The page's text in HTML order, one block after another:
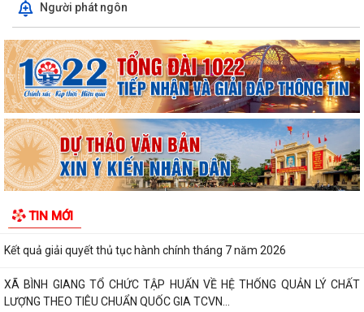
Người phát ngôn
TIN MỚI
đồng nhân dân thành phố đối với...
Về việc danh mục TTHC đã cung cấp DVCTT và TTHC chưa đủ điều
kiện cung cấp DVCTT trên Cổng Dịch vụ...
Xã Bình Giang tổ chức lấy mẫu ADN tại các phần mộ liệt sĩ chưa xác
định được thông tin
Công khai Nghị Quyết quy định về lệ phí đăng ký kinh doanh trên địa
bàn thành phố Hải Phòng
bị bãi bỏ thuộc phạm vi chức...
Kết quả giải quyết thủ tục hành chính tháng 7 năm 2026
XÃ BÌNH GIANG TỔ CHỨC TẬP HUẤN VỀ HỆ THỐNG QUẢN LÝ CHẤT
LƯỢNG THEO TIÊU CHUẨN QUỐC GIA TCVN...